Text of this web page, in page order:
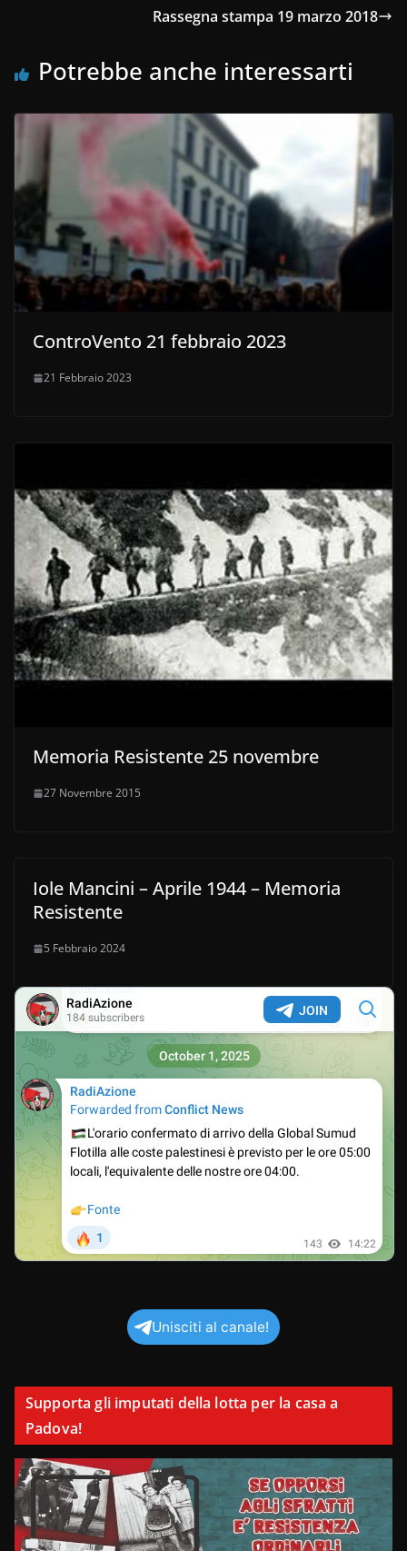
Rassegna stampa 19 marzo 2018
Potrebbe anche interessarti
ControVento 21 febbraio 2023
21 Febbraio 2023
Memoria Resistente 25 novembre
27 Novembre 2015
Iole Mancini – Aprile 1944 – Memoria
Resistente
5 Febbraio 2024
Unisciti al canale!
Supporta gli imputati della lotta per la casa a
Padova!